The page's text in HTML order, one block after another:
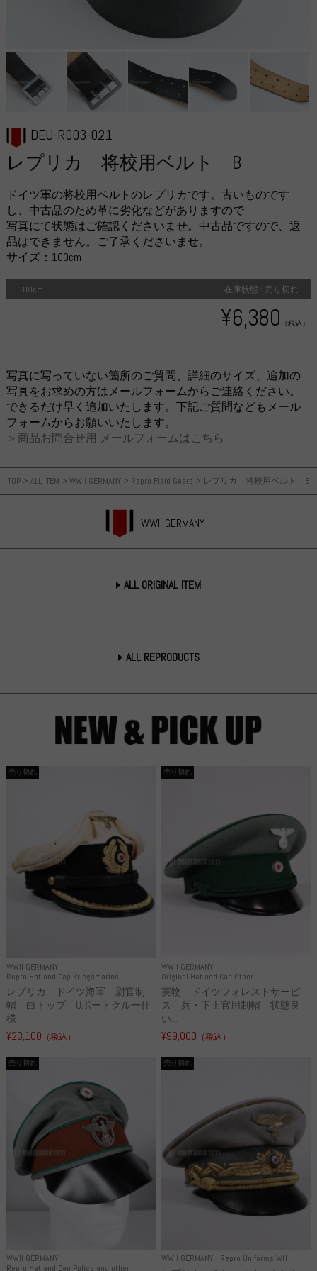
TOP > ALL ITEM > WWII GERMANY > Repro Field Gears > レプリカ 将校用ベルト B
WWII GERMANY
ALL ORIGINAL ITEM
ALL REPRODUCTS
DEU-R003-021
レプリカ 将校用ベルト B
ドイツ軍の将校用ベルトのレプリカです。古いものです
し、中古品のため革に劣化などがありますので
写真にて状態はご確認くださいませ。中古品ですので、返
品はできません。ご了承くださいませ。
サイズ：100cm
100cm 在庫状態 : 売り切れ
¥6,380 （税込）
写真に写っていない箇所のご質問、詳細のサイズ、追加の
写真をお求めの方はメールフォームからご連絡ください。
できるだけ早く追加いたします。下記ご質問などもメール
フォームからお願いいたします。
＞商品お問合せ用 メールフォームはこちら
WWII GERMANY
Repro Hat and Cap Kriegsmarine
売り切れ
レプリカ ドイツ海軍 尉官制
帽 白トップ Uボートクルー仕
様
¥23,100 （税込）
WWII GERMANY
Original Hat and Cap Other
売り切れ
実物 ドイツフォレストサービ
ス 兵・下士官用制帽 状態良
い...
¥99,000 （税込）
WWII GERMANY
Repro Hat and Cap Police and other
売り切れ
WWII GERMANY Repro Uniforms WH
売り切れ